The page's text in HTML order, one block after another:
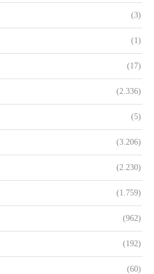
(3)
(1)
(17)
(2.336)
(5)
(3.206)
(2.230)
(1.759)
(962)
(192)
(60)